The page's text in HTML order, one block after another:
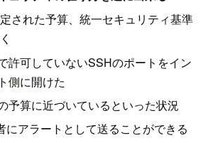
された予算、統一セキュリティ基準
許可していないSSHのポートをイン
側に開けた
予算に近づいているといった状況
にアラートとして送ることができる